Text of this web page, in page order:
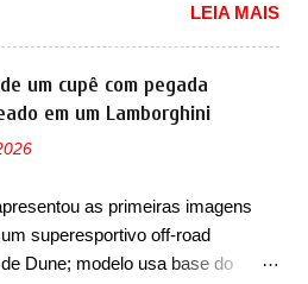
para breve. Além disso, a marca
primeiras imagens do interior
configuração. A principal
por conta da segunda fila de
perde as poltronas individuais
mesmo tempo, o SUV possui um
meio que pode reclinar e nele
espaços de recarga por indução
as novas imagens teaser do Type
pelas ruas de Mônaco. O
rodando em testes e chegou
para o E-Prix de Fórmula E,
a equipe da Jaguar na
O elétrico aproveitou para
como a Sainte-Dévote, Praça
e La Rascasse. Para ir a
marca inglesa apresentou uma
LEIA MAIS
um cupê com pegada
em um Lamborghini
as primeiras imagens
superesportivo off-road
Dune; modelo usa base do